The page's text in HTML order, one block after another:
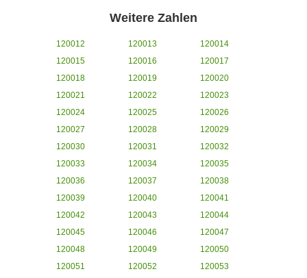
Weitere Zahlen
120012 120013
120014
120015
120016
120017
120018
120019
120020
120021
120022
120023
120024
120025
120026
120027
120028
120029
120030
120031
120032
120033
120034
120035
120036
120037
120038
120039
120040
120041
120042
120043
120044
120045
120046
120047
120048
120049
120050
120051
120052
120053